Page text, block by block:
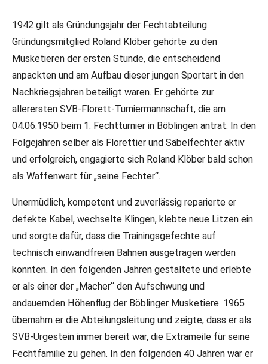
29.01.2024•
Nachruf - Roland Klöber - SV
Böblingen
Die Fechtabteilung der SV Böblingen trauert um ihr
langjähriges Abteilungsmitglied Roland Klöber, der am
22.01.2024 im Alter von 96 Jahren gestorben ist.
1942 gilt als Gründungsjahr der Fechtabteilung.
Gründungsmitglied Roland Klöber gehörte zu den
Musketieren der ersten Stunde, die entscheidend
anpackten und am Aufbau dieser jungen Sportart in den
Nachkriegsjahren beteiligt waren. Er gehörte zur
allerersten SVB-Florett-Turniermannschaft, die am
04.06.1950 beim 1. Fechtturnier in Böblingen antrat. In den
Folgejahren selber als Florettier und Säbelfechter aktiv
und erfolgreich, engagierte sich Roland Klöber bald schon
als Waffenwart für „seine Fechter“.
Unermüdlich, kompetent und zuverlässig reparierte er
defekte Kabel, wechselte Klingen, klebte neue Litzen ein
und sorgte dafür, dass die Trainingsgefechte auf
technisch einwandfreien Bahnen ausgetragen werden
konnten. In den folgenden Jahren gestaltete und erlebte
er als einer der „Macher“ den Aufschwung und
andauernden Höhenflug der Böblinger Musketiere. 1965
übernahm er die Abteilungsleitung und zeigte, dass er als
SVB-Urgestein immer bereit war, die Extrameile für seine
Fechtfamilie zu gehen. In den folgenden 40 Jahren war er